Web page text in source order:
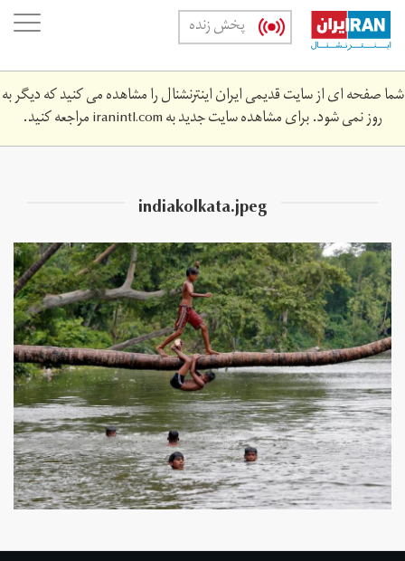
Skip
main
content
پخش زنده
شما صفحه ای از سایت قدیمی ایران اینترنشنال را مشاهده می کنید که دیگر به
روز نمی شود. برای مشاهده سایت جدید بهiranintl.comمراجعه کنید.
indiakolkata.jpeg